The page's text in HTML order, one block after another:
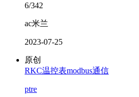
6/342
ac米兰
2023-07-25
原创
RKC温控表modbus通信
ptre